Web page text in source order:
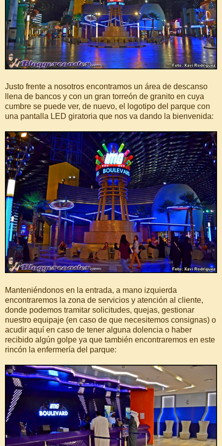
Justo frente a nosotros encontramos un área de descanso
llena de bancos y con un gran torreón de granito en cuya
cumbre se puede ver, de nuevo, el logotipo del parque con
una pantalla LED giratoria que nos va dando la bienvenida:
Manteniéndonos en la entrada, a mano izquierda
encontraremos la zona de servicios y atención al cliente,
donde podemos tramitar solicitudes, quejas, gestionar
nuestro equipaje (en caso de que necesitemos consignas) o
acudir aquí en caso de tener alguna dolencia o haber
recibido algún golpe ya que también encontraremos en este
rincón la enfermería del parque: